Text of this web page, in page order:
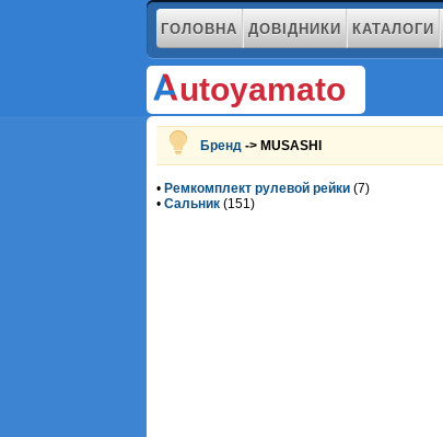
ГОЛОВНА ДОВІДНИКИ КАТАЛОГИ
utoyamato
Бренд -> MUSASHI
• Ремкомплект рулевой рейки (7)
•Сальник (151)